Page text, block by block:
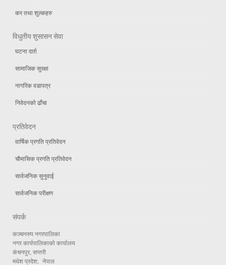
कर तथा शुल्कहरु
विधुतीय शुसासन सेवा
घटना दर्ता
सामाजिक सुरक्षा
नागरिक वडापत्र
निवेदनको ढाँचा
प्रतिवेदन
वार्षिक प्रगति प्रतिवेदन
चौमासिक प्रगति प्रतिवेदन
सार्वजनिक सुनुवाई
सार्वजनिक परीक्षण
संपर्क
कञ्चनरुप नगरपालिका
नगर कार्यपालिकाको कार्यालय
कंचनपुर, सप्तरी
मधेश प्रदेश, नेपाल